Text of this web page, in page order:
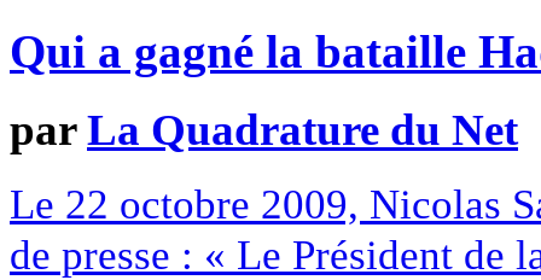
Qui a gagné la bataille
parLa Quadrature du Net
Le 22 octobre 2009, Nicolas
de presse : « Le Président de